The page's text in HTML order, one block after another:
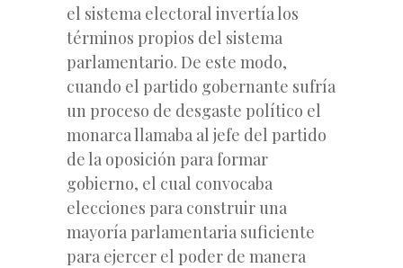
el sistema electoral invertía los
términos propios del sistema
parlamentario. De este modo,
cuando el partido gobernante sufría
un proceso de desgaste político el
monarca llamaba al jefe del partido
de la oposición para formar
gobierno, el cual convocaba
elecciones para construir una
mayoría parlamentaria suficiente
para ejercer el poder de manera